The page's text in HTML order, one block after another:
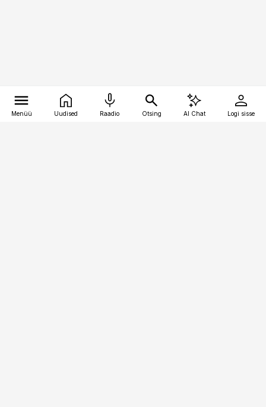
Menüü Uudised Raadio Otsing AI Chat Logi sisse